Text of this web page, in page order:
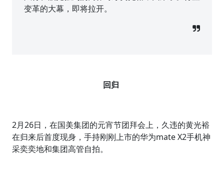
变革的大幕，即将拉开。
回归
2月26日，在国美集团的元宵节团拜会上，久违的黄光裕
在归来后首度现身，手持刚刚上市的华为mate X2手机神
采奕奕地和集团高管自拍。